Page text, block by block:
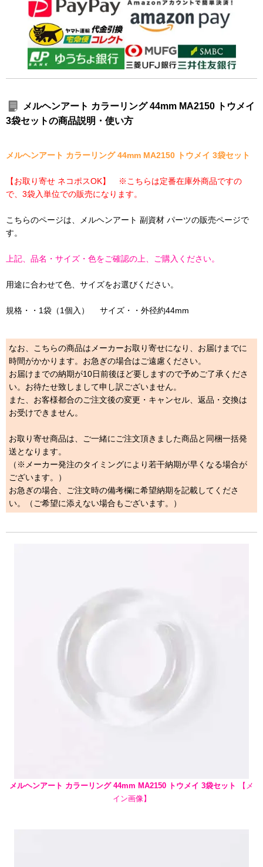
メルヘンアート カラーリング 44mm MA2150 トウメイ
3袋セットの商品説明・使い方
メルヘンアート カラーリング 44mm MA2150 トウメイ 3袋セット
【お取り寄せ ネコポスOK】 ※こちらは定番在庫外商品ですの
で、3袋入単位での販売になります。
こちらのページは、メルヘンアート 副資材 パーツの販売ページで
す。
上記、品名・サイズ・色をご確認の上、ご購入ください。
用途に合わせて色、サイズをお選びください。
規格・・1袋（1個入） サイズ・・外径約44mm
なお、こちらの商品はメーカーお取り寄せになり、お届けまでに
時間がかかります。お急ぎの場合はご遠慮ください。
お届けまでの納期が10日前後ほど要しますので予めご了承くださ
い。お待たせ致しまして申し訳ございません。
また、お客様都合のご注文後の変更・キャンセル、返品・交換は
お受けできません。
お取り寄せ商品は、ご一緒にご注文頂きました商品と同梱一括発
送となります。
（※メーカー発注のタイミングにより若干納期が早くなる場合が
ございます。）
お急ぎの場合、ご注文時の備考欄に希望納期を記載してくださ
い。（ご希望に添えない場合もございます。）
メルヘンアート カラーリング 44mm MA2150 トウメイ 3袋セット
【メ
イン画像】